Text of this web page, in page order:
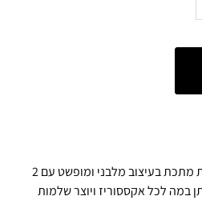
קונסולת מתכת בעיצוב מלבני ומופשט עם 2
במה לכל אקססוריז ויוצר שלמות